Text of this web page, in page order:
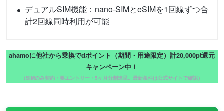
デュアルSIM機能：nano-SIMとeSIMを1回線ずつ合
計2回線同時利用が可能
ahamoに他社から乗換でdポイント（期間・用途限定）計20,000pt還元
キャンペーン中！
（SIMのみ契約・要エントリー・5ヶ月分割進呈。最新条件は公式サイトで確認）